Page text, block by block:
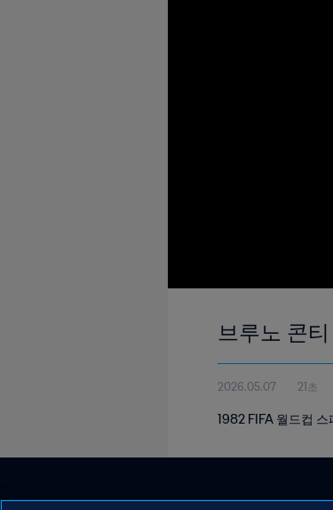
브루노 콘
2026.05.07 21초
1982 FIFA 월드컵